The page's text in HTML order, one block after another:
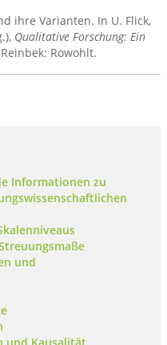
ihre Varianten. In U. Flick,
Qualitative Forschung: Ein
Rowohlt.
Informationen zu
und